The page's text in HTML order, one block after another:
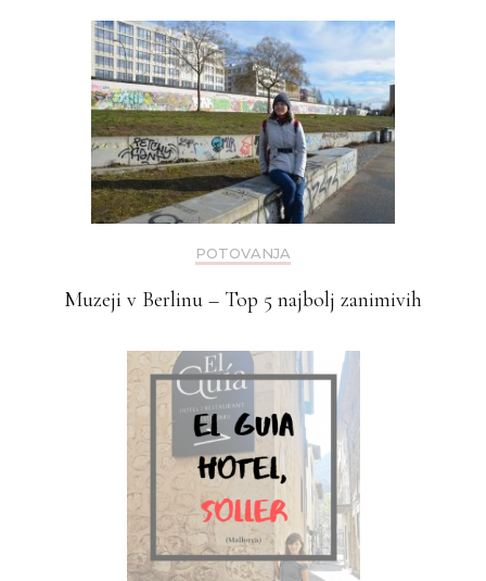
POTOVANJA
Muzeji v Berlinu – Top 5 najbolj zanimivih